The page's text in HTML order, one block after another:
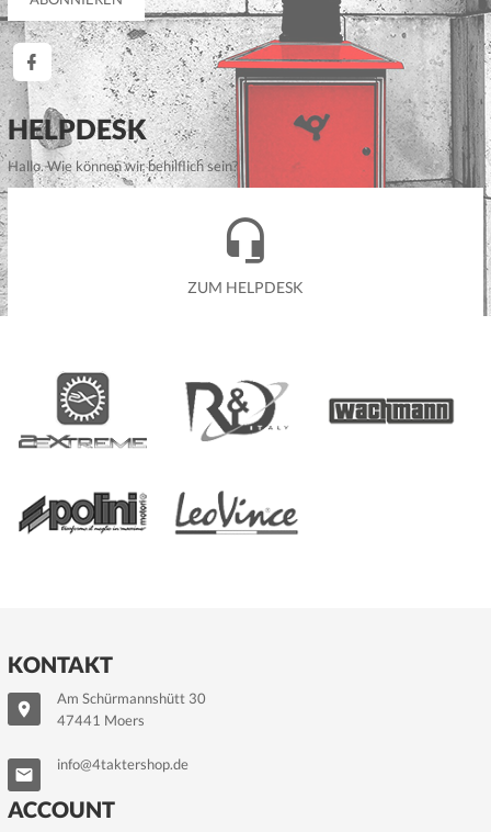
HELPDESK
Hallo. Wie können wir behilflich sein?
ZUM HELPDESK
KONTAKT
Am Schürmannshütt 30
47441 Moers
info@4taktershop.de
ACCOUNT